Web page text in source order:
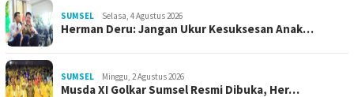
SUMSEL Selasa, 4 Agustus 2026
Herman Deru: Jangan Ukur Kesuksesan Anak…
SUMSEL Minggu, 2 Agustus 2026
Musda XI Golkar Sumsel Resmi Dibuka, Her…